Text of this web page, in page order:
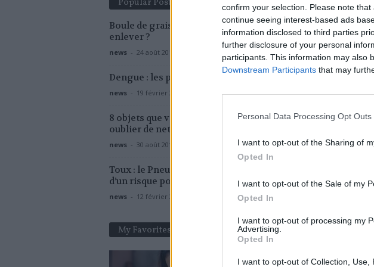
confirm your selection. Please note
continue seeing interest-based ads
information disclosed to third parties
further disclosure of your personal
participants. This information may also
Downstream Participants that may
Personal Data Processing Opt Outs
I want to opt-out of the Sharing of
Opted In
I want to opt-out of the Sale of my
Opted In
I want to opt-out of processing my
Advertising.
Opted In
I want to opt-out of Collection,
La situation
dans le monde,
été
semaine tandis
Vision
Popular Posts
Boule de graisse : comment la faire
enlever ?
news - 24 août 2018
Dengue : les pays les plus à risque
news - 19 février 2018
8 objets que vous ne devez surtout pas
oublier de nettoyer à la maison
news - 30 août 2018
Toux : le Pneumorel® suspendu à cause
d’un risque pour le coeur
news - 12 février 2019
My Favorites